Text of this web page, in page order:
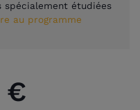
étudiées
au programme
€